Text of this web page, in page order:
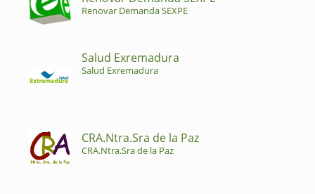
Renovar Demanda SEXPE
Salud Exremadura
Salud Exremadura
CRA.Ntra.Sra de la Paz
CRA.Ntra.Sra de la Paz